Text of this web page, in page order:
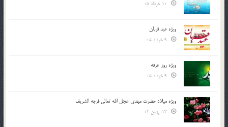
ویژه عید قربان
ویژه روز عرفه
ویژه میلاد حضرت مهدی عجل الله تعالی فرجه الشريف